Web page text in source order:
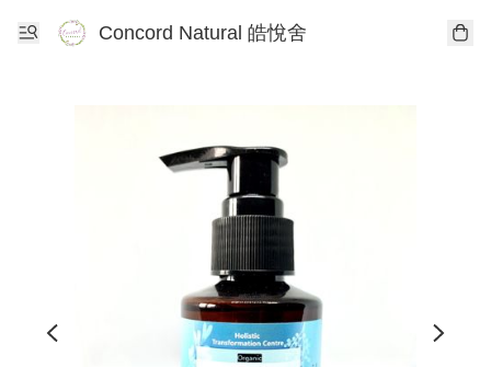
Concord Natural 皓悅舍